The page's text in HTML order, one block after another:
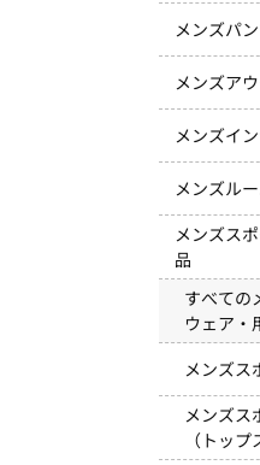
メンズパ
メンズア
メンズイ
メンズル
メンズス
品
すべての
ウェア・
メンズス
メンズス
（トップ